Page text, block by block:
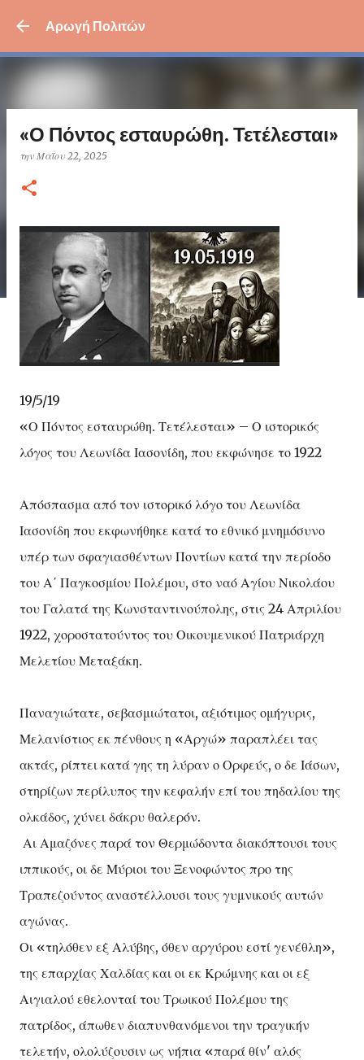
Αρωγή Πολιτών
«Ο Πόντος εσταυρώθη. Τετέλεσται»
την Μαΐου 22, 2025
19/5/19
«Ο Πόντος εσταυρώθη. Τετέλεσται» – Ο ιστορικός
λόγος του Λεωνίδα Ιασονίδη, που εκφώνησε το 1922
Απόσπασμα από τον ιστορικό λόγο του Λεωνίδα
Ιασονίδη που εκφωνήθηκε κατά το εθνικό μνημόσυνο
υπέρ των σφαγιασθέντων Ποντίων κατά την περίοδο
του Α΄ Παγκοσμίου Πολέμου, στο ναό Αγίου Νικολάου
του Γαλατά της Κωνσταντινούπολης, στις 24 Απριλίου
1922, χοροστατούντος του Οικουμενικού Πατριάρχη
Μελετίου Μεταξάκη.
Παναγιώτατε, σεβασμιώτατοι, αξιότιμος ομήγυρις,
Μελανίστιος εκ πένθους η «Αργώ» παραπλέει τας
ακτάς, ρίπτει κατά γης τη λύραν ο Ορφεύς, ο δε Ιάσων,
στηρίζων περίλυπος την κεφαλήν επί του πηδαλίου της
ολκάδος, χύνει δάκρυ θαλερόν.
Αι Αμαζόνες παρά τον Θερμώδοντα διακόπτουσι τους
ιππικούς, οι δε Μύριοι του Ξενοφώντος προ της
Τραπεζούντος αναστέλλουσι τους γυμνικούς αυτών
αγώνας.
Οι «τηλόθεν εξ Αλύβης, όθεν αργύρου εστί γενέθλη»,
της επαρχίας Χαλδίας και οι εκ Κρώμνης και οι εξ
Αιγιαλού εθελονταί του Τρωικού Πολέμου της
πατρίδος, άπωθεν διαπυνθανόμενοι την τραγικήν
τελετήν, ολολύζουσιν ως νήπια «παρά θίν' αλός